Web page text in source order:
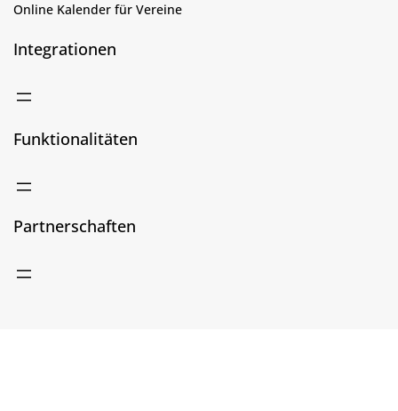
Online Kalender für Vereine
Integrationen
Funktionalitäten
Partnerschaften